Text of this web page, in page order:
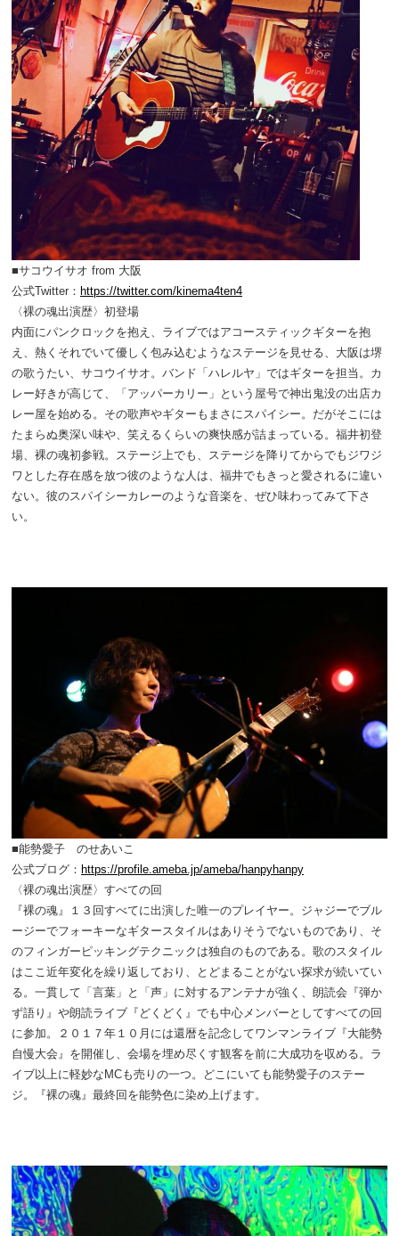
■サコウイサオ from 大阪
公式Twitter： https://twitter.com/kinema4ten4
〈裸の魂出演歴〉初登場
内面にパンクロックを抱え、ライブではアコースティックギターを抱
え、熱くそれでいて優しく包み込むようなステージを見せる、大阪は堺
の歌うたい、サコウイサオ。バンド「ハレルヤ」ではギターを担当。カ
レー好きが高じて、「アッパーカリー」という屋号で神出鬼没の出店カ
レー屋を始める。その歌声やギターもまさにスパイシー。だがそこには
たまらぬ奥深い味や、笑えるくらいの爽快感が詰まっている。福井初登
場、裸の魂初参戦。ステージ上でも、ステージを降りてからでもジワジ
ワとした存在感を放つ彼のような人は、福井でもきっと愛されるに違い
ない。彼のスパイシーカレーのような音楽を、ぜひ味わってみて下さ
い。
■能勢愛子 のせあいこ
公式ブログ： https://profile.ameba.jp/ameba/hanpyhanpy
〈裸の魂出演歴〉すべての回
『裸の魂』１３回すべてに出演した唯一のプレイヤー。ジャジーでブル
ージーでフォーキーなギタースタイルはありそうでないものであり、そ
のフィンガーピッキングテクニックは独自のものである。歌のスタイル
はここ近年変化を繰り返しており、とどまることがない探求が続いてい
る。一貫して「言葉」と「声」に対するアンテナが強く、朗読会『弾か
ず語り』や朗読ライブ『どくどく』でも中心メンバーとしてすべての回
に参加。２０１７年１０月には還暦を記念してワンマンライブ『大能勢
自慢大会』を開催し、会場を埋め尽くす観客を前に大成功を収める。ラ
イブ以上に軽妙なMCも売りの一つ。どこにいても能勢愛子のステー
ジ。『裸の魂』最終回を能勢色に染め上げます。